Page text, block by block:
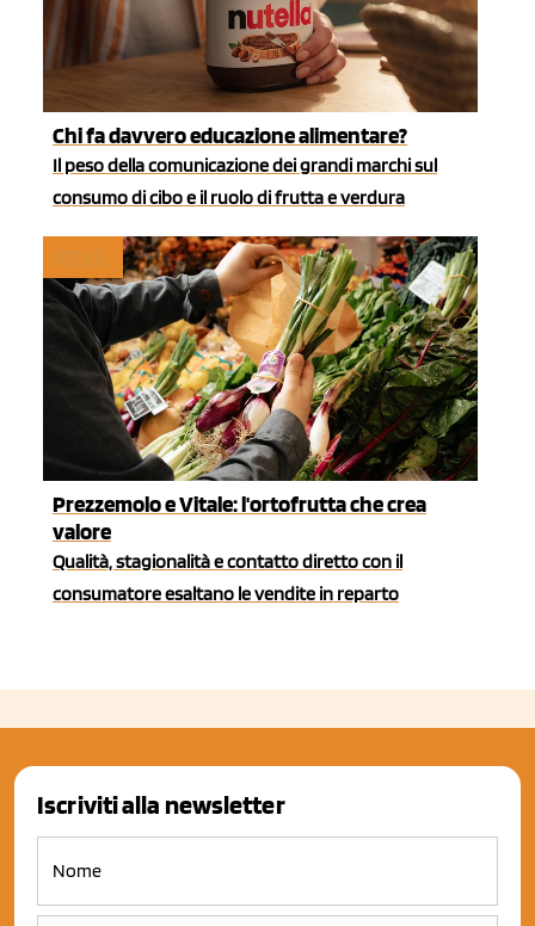
Chi fa davvero educazione alimentare?
Il peso della comunicazione dei grandi marchi sul
consumo di cibo e il ruolo di frutta e verdura
Prezzemolo e Vitale: l'ortofrutta che crea
valore
Qualità, stagionalità e contatto diretto con il
consumatore esaltano le vendite in reparto
Iscriviti alla newsletter